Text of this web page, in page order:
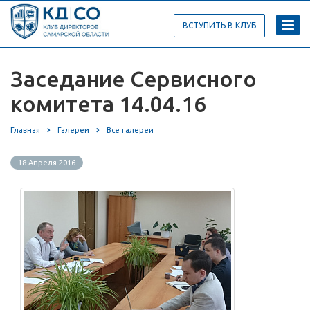
ВСТУПИТЬ В КЛУБ
Заседание Сервисного
комитета 14.04.16
Главная Галереи Все галереи
18 Апреля 2016